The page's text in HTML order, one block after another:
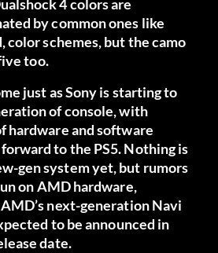
4 colors are
by common ones like
color schemes, but the camo
too.
just as Sony is starting to
of console, with
hardware and software
to the PS5. Nothing is
gen system yet, but rumors
on AMD hardware,
next-generation Navi
to be announced in
date.